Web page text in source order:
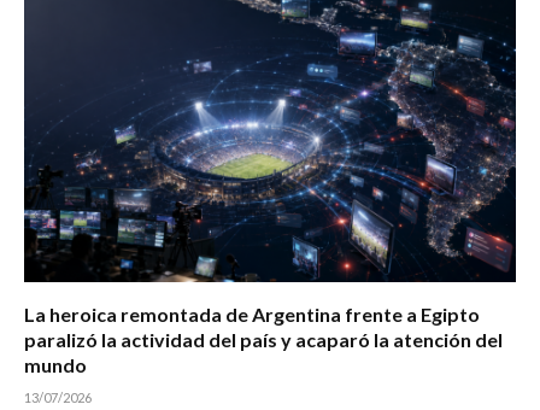
La heroica remontada de Argentina frente a Egipto
paralizó la actividad del país y acaparó la atención del
mundo
13/07/2026